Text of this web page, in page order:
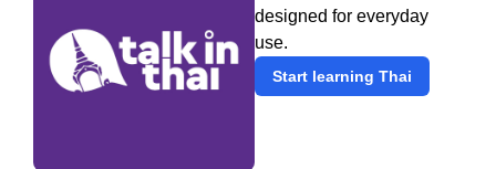
designed for everyday
use.
Start learning Thai